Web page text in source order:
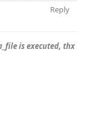
Reply
is executed, thx